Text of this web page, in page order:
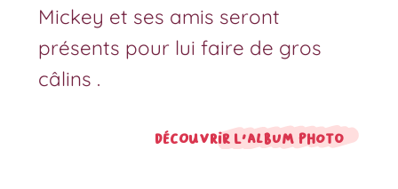
Mickey et ses amis seront
présents pour lui faire de gros
câlins .
Découvrir l'album photo